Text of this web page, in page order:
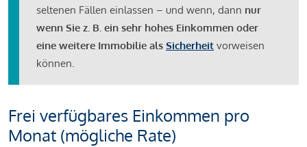
seltenen Fällen einlassen – und wenn, dann nur
wenn Sie z. B. ein sehr hohes Einkommen oder
eine weitere Immobilie als Sicherheit vorweisen
können.
Frei verfügbares Einkommen pro
Monat (mögliche Rate)